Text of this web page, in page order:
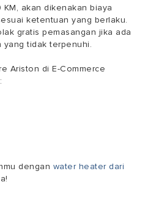
akan dikenakan biaya
ketentuan yang berlaku.
gratis pemasangan jika ada
yang tidak terpenuhi.
Ariston di E-Commerce
dengan water heater dari